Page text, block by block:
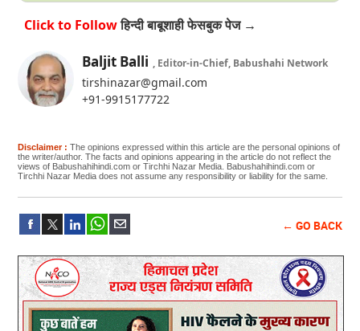
हिन्दी बाबूशाही फेसबुक पेज →
Baljit Balli , Editor-in-Chief, Babushahi Network
tirshinazar@gmail.com
+91-9915177722
Disclaimer : The opinions expressed within this article are the personal opinions of
the writer/author. The facts and opinions appearing in the article do not reflect the
views of Babushahihindi.com or Tirchhi Nazar Media. Babushahihindi.com or
Tirchhi Nazar Media does not assume any responsibility or liability for the same.
← GO BACK